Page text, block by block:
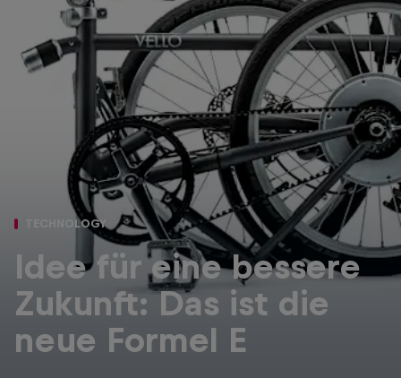
TECHNOLOGY
Idee für eine bessere
Zukunft: Das ist die
neue Formel E